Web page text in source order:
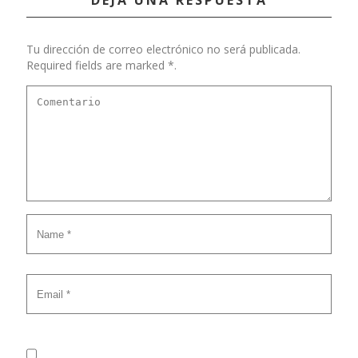
Tu dirección de correo electrónico no será publicada.
Required fields are marked *.